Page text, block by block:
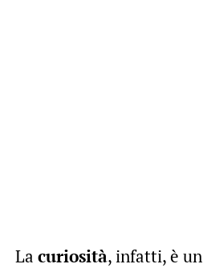
La curiosità, infatti, è